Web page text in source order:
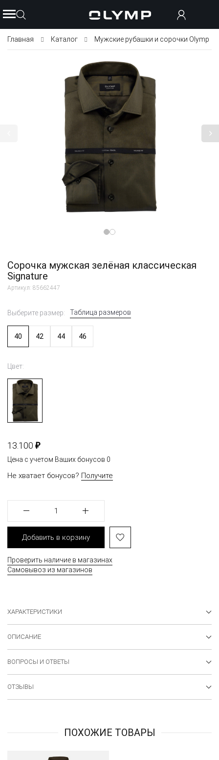
Главная Каталог Мужские рубашки и сорочки Olymp
Сорочка мужская зелёная классическая
Signature
Артикул: 85662447
Выберите размер: Таблица размеров
40 42 44 46
Цвет:
13.100 ₽
Цена с учетом Ваших бонусов 0
Не хватает бонусов? Получите
1
Добавить в корзину
Проверить наличие в магазинах
Самовывоз из магазинов
ХАРАКТЕРИСТИКИ
ОПИСАНИЕ
ВОПРОСЫ И ОТВЕТЫ
ОТЗЫВЫ
ПОХОЖИЕ ТОВАРЫ